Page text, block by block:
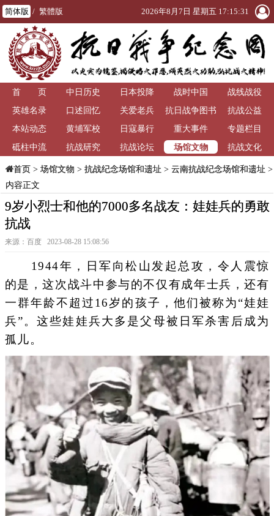
简体版 / 繁體版 2026年8月7日 星期五 17:15:32
首 页 中日历史 日本投降 战时中国
战线战役
英雄名录
口述回忆 关爱老兵
抗日战争图书
馆
抗战公益
本站动态
黄埔军校 日寇暴行 重大事件
专题栏目
砥柱中流
抗战研究 抗战论坛 场馆文物 抗战文化
首页> 场馆文物 > 抗战纪念场馆和遗址 > 云南抗战纪念场馆和遗址 >
内容正文
9岁小烈士和他的7000多名战友：娃娃兵的勇敢
抗战
来源：百度 2023-08-28 15:08:56
1944年，日军向松山发起总攻，令人震惊
的是，这次战斗中参与的不仅有成年士兵，还有
一群年龄不超过16岁的孩子，他们被称为“娃娃
兵”。这些娃娃兵大多是父母被日军杀害后成为
孤儿。